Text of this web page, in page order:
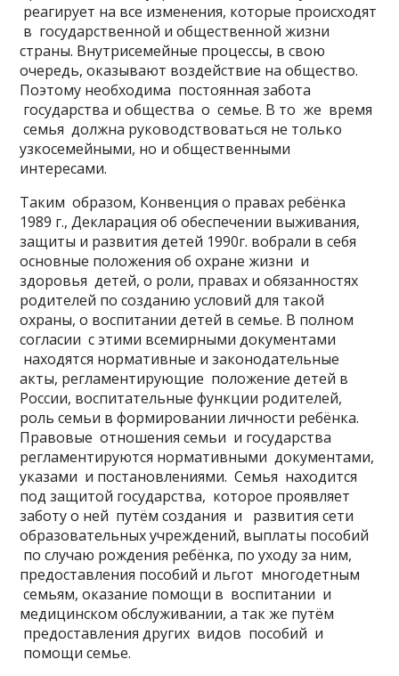
реагирует на все изменения, которые происходят
в государственной и общественной жизни
страны. Внутрисемейные процессы, в свою
очередь, оказывают воздействие на общество.
Поэтому необходима постоянная забота
государства и общества о семье. В то же время
семья должна руководствоваться не только
узкосемейными, но и общественными
интересами.
Таким образом, Конвенция о правах ребёнка
1989 г., Декларация об обеспечении выживания,
защиты и развития детей 1990г. вобрали в себя
основные положения об охране жизни и
здоровья детей, о роли, правах и обязанностях
родителей по созданию условий для такой
охраны, о воспитании детей в семье. В полном
согласии с этими всемирными документами
находятся нормативные и законодательные
акты, регламентирующие положение детей в
России, воспитательные функции родителей,
роль семьи в формировании личности ребёнка.
Правовые отношения семьи и государства
регламентируются нормативными документами,
указами и постановлениями. Семья находится
под защитой государства, которое проявляет
заботу о ней путём создания и развития сети
образовательных учреждений, выплаты пособий
по случаю рождения ребёнка, по уходу за ним,
предоставления пособий и льгот многодетным
семьям, оказание помощи в воспитании и
медицинском обслуживании, а так же путём
предоставления других видов пособий и
помощи семье.